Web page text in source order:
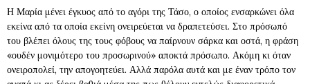
Η Μαρία μένει έγκυος από το αγόρι της Τάσο, ο οποίος ενσαρκώνει όλα
εκείνα από τα οποία εκείνη ονειρεύεται να δραπετεύσει. Στο πρόσωπό
του βλέπει όλους της τους φόβους να παίρνουν σάρκα και οστά, η φράση
«ουδέν μονιμότερο του προσωρινού» αποκτά πρόσωπο. Ακόμη κι όταν
ονειροπολεί, την απογοητεύει. Αλλά παρόλα αυτά και με έναν τρόπο τον